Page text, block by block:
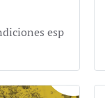
esp